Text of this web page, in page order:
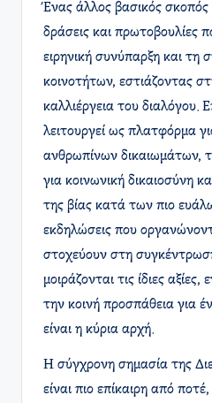
Ένας άλλος βασικός σκοπός
δράσεις και πρωτοβουλίες
ειρηνική συνύπαρξη και τη
κοινοτήτων, εστιάζοντας
καλλιέργεια του διαλόγου.
λειτουργεί ως πλατφόρμα
ανθρωπίνων δικαιωμάτων,
για κοινωνική δικαιοσύνη
της βίας κατά των πιο
εκδηλώσεις που
στοχεύουν στη
μοιράζονται τις ίδιες
την κοινή προσπάθεια για
είναι η κύρια αρχή.
Η σύγχρονη σημασία της
είναι πιο επίκαιρη από